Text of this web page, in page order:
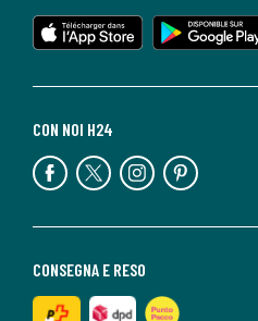
CONSEGNA E RESO
CON NOI H24